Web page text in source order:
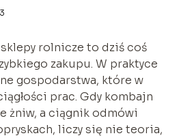
rolnicze to dziś coś
zakupu. W praktyce
gospodarstwa, które w
prac. Gdy kombajn
żniw, a ciągnik odmówi
liczy się nie teoria,